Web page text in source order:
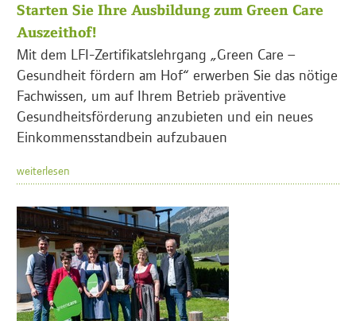
Starten Sie Ihre Ausbildung zum Green Care
Auszeithof!
Mit dem LFI-Zertifikatslehrgang „Green Care –
Gesundheit fördern am Hof“ erwerben Sie das nötige
Fachwissen, um auf Ihrem Betrieb präventive
Gesundheitsförderung anzubieten und ein neues
Einkommensstandbein aufzubauen
weiterlesen